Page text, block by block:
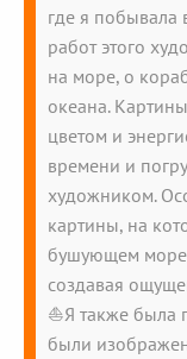
где я побывала
работ этого
на море, о
океана.
цветом и
времени и
художником.
картины, на
бушующем
создавая
⛵️Я также была
были